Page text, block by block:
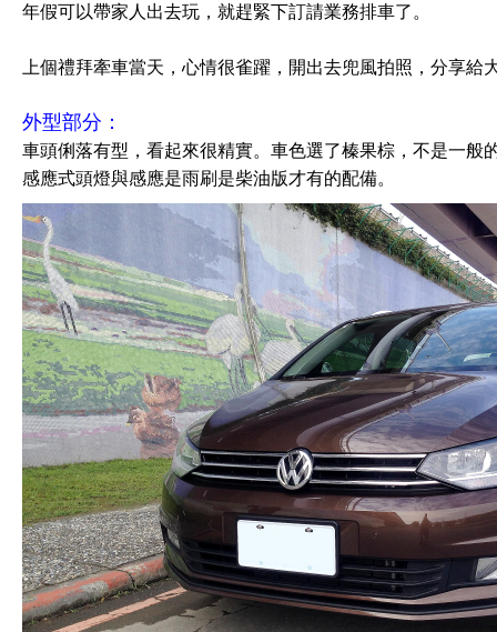
年假可以帶家人出去玩，就趕緊下訂請業務排車了。
上個禮拜牽車當天，心情很雀躍，開出去兜風拍照，分享給
外型部分：
車頭俐落有型，看起來很精實。車色選了榛果棕，不是一般
感應式頭燈與感應是雨刷是柴油版才有的配備。